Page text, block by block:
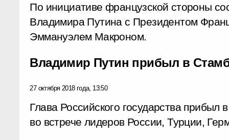
По инициативе французской стороны
Владимира Путина с Президентом
Эммануэлем Макроном.
Владимир Путин прибыл в
27 октября 2018 года, 13:50
Глава Российского государства прибыл
во встрече лидеров России, Турции,